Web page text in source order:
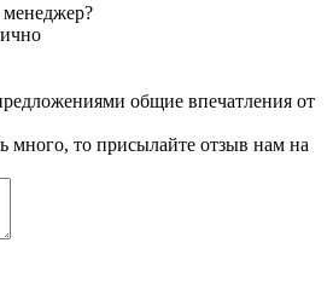
менеджер?
общие впечатления от
много, то присылайте отзыв нам на